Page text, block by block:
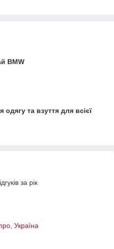
BMW
одягу та взуття для всієї
за рік
Україна